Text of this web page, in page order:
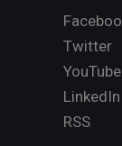
Twitter
YouTube
LinkedIn
RSS